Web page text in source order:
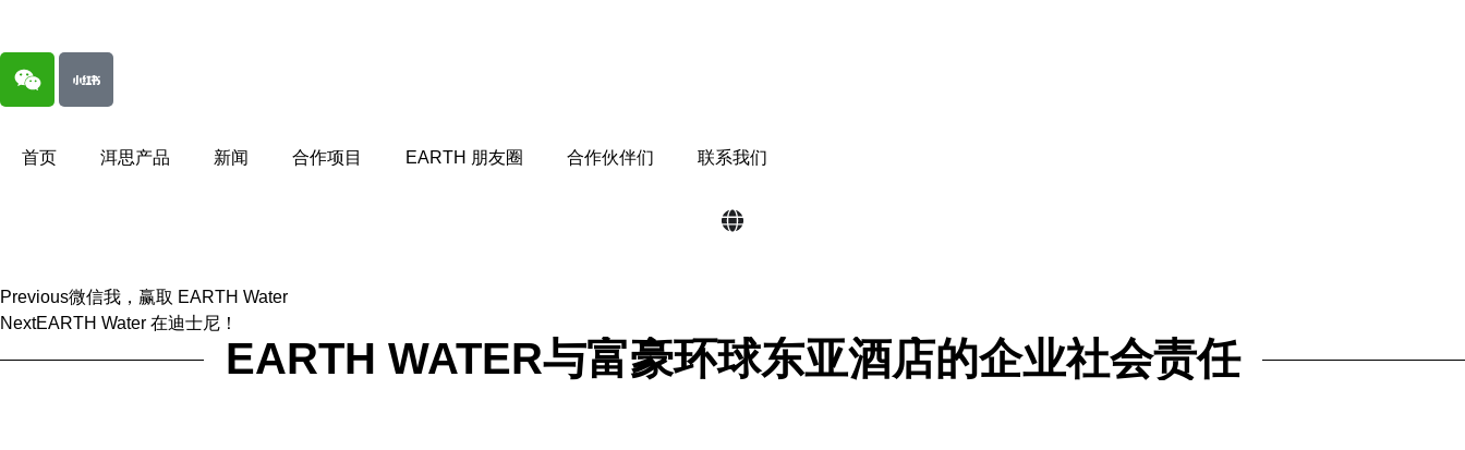
首页 洱思产品 新闻 合作项目 EARTH 朋友圈 合作伙伴们 联系我们
Previous微信我，赢取 EARTH Water
NextEARTH Water 在迪士尼！
EARTH WATER与富豪环球东亚酒店的企业社会责任